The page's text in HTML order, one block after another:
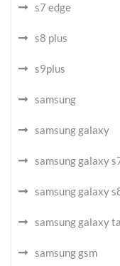
s7 edge
s8 plus
s9plus
samsung
samsung galaxy
samsung galaxy
samsung galaxy
samsung galaxy
samsung gsm